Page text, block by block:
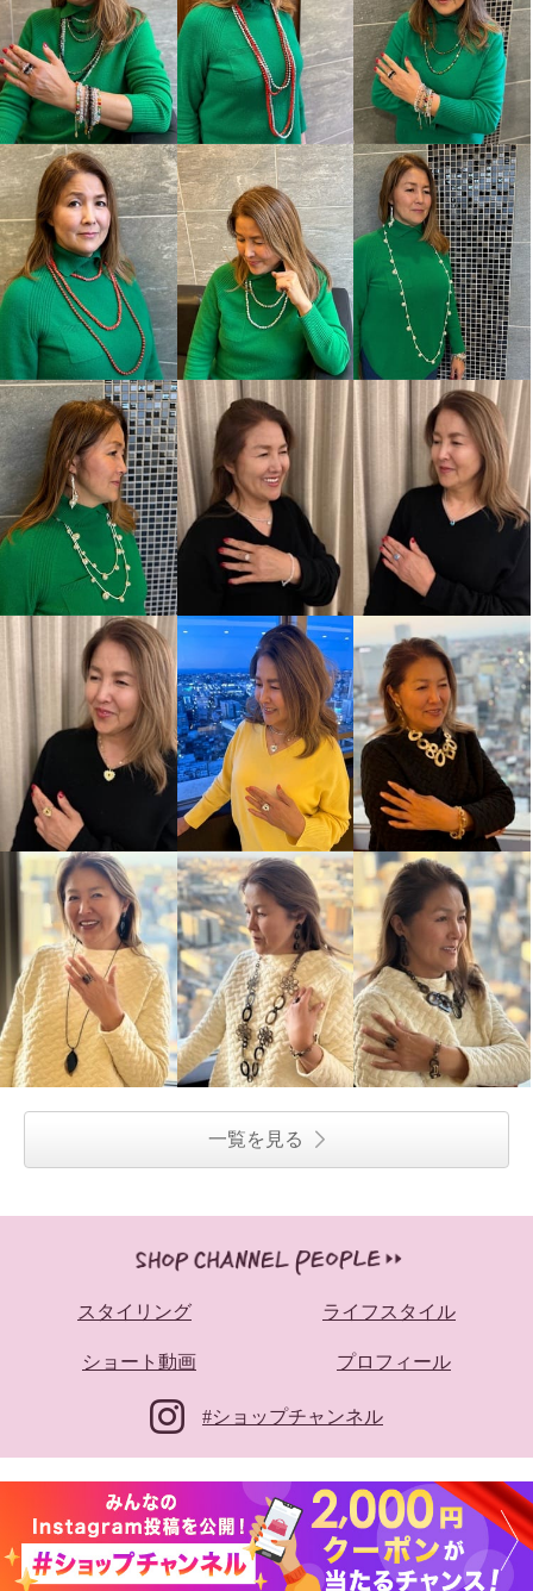
一覧を見る
スタイリング ライフスタイル
ショート動画 プロフィール
#ショップチャンネル